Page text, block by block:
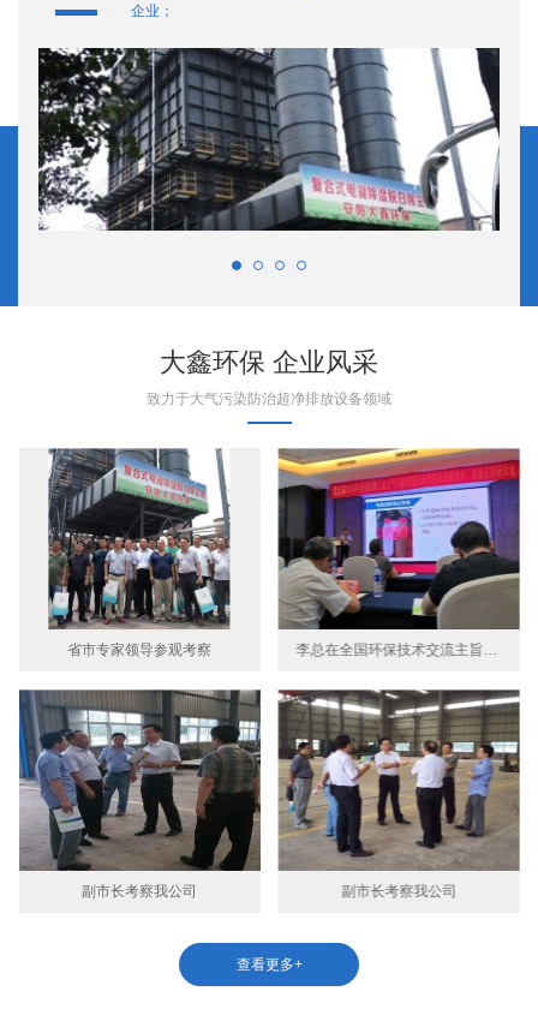
企业；
大鑫环保 企业风采
致力于大气污染防治超净排放设备领域
省市专家领导参观考察 李总在全国环保技术交流主旨演讲
副市长考察我公司 副市长考察我公司
查看更多+